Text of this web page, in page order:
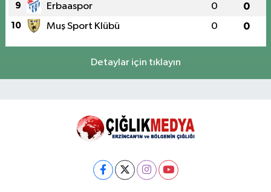
9 Erbaaspor 0 0
10 Muş Sport Klübü 0 0
Detaylar için tıklayın